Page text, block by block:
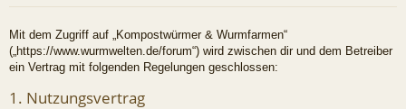
Mit dem Zugriff auf „Kompostwürmer & Wurmfarmen“
(„https://www.wurmwelten.de/forum“) wird zwischen dir und dem Betreiber
ein Vertrag mit folgenden Regelungen geschlossen:
1. Nutzungsvertrag